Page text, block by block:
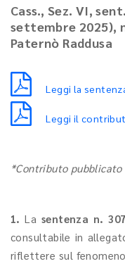
Cass., Sez. VI,
settembre 2025),
Paternò Raddusa
Leggi la
Leggi il
*Contributo
1.La sentenza n.
consultabile in
riflettere sul